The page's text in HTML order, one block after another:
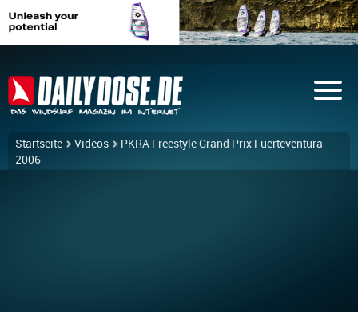
Startseite Videos
PKRA Freestyle Grand Prix Fuerteventura
2006